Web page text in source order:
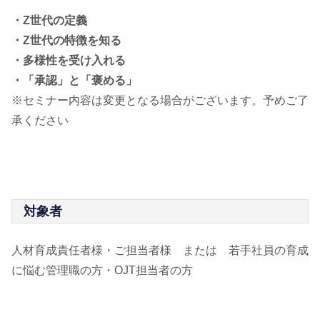
・Z世代の定義
・Z世代の特徴を知る
・多様性を受け入れる
・「承認」と「褒める」
※セミナー内容は変更となる場合がございます。予めご了
承ください
対象者
人材育成責任者様・ご担当者様 または 若手社員の育成
に悩む管理職の方・OJT担当者の方